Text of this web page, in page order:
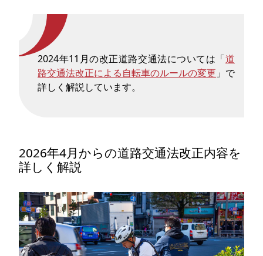
2024年11月の改正道路交通法については「道
路交通法改正による自転車のルールの変更 」で
詳しく解説しています。
2026年4月からの道路交通法改正内容を
詳しく解説